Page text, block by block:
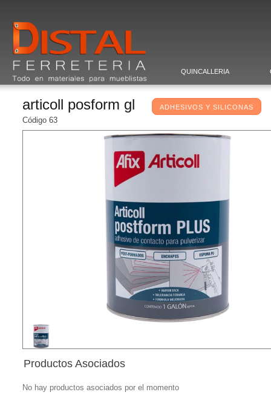
QUINCALLERIA
articoll posform gl ADHESIVOS Y SILICONAS
Código 63
Productos Asociados
No hay productos asociados por el momento